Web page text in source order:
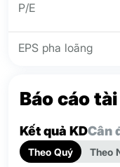
P/E
EPS pha loãng
Báo cáo
Kết quả KDCân
Theo Quý Theo